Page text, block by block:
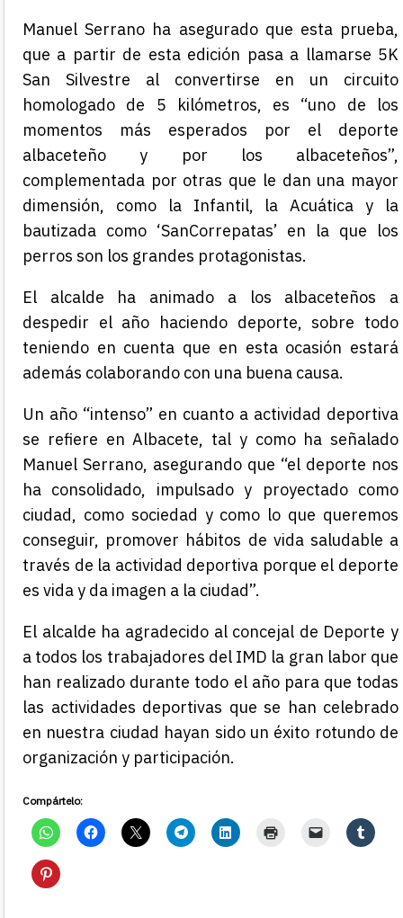
Manuel Serrano ha asegurado que esta prueba,
que a partir de esta edición pasa a llamarse 5K
San Silvestre al convertirse en un circuito
homologado de 5 kilómetros, es “uno de los
momentos más esperados por el deporte
albaceteño y por los albaceteños”,
complementada por otras que le dan una mayor
dimensión, como la Infantil, la Acuática y la
bautizada como ‘SanCorrepatas’ en la que los
perros son los grandes protagonistas.
El alcalde ha animado a los albaceteños a
despedir el año haciendo deporte, sobre todo
teniendo en cuenta que en esta ocasión estará
además colaborando con una buena causa.
Un año “intenso” en cuanto a actividad deportiva
se refiere en Albacete, tal y como ha señalado
Manuel Serrano, asegurando que “el deporte nos
ha consolidado, impulsado y proyectado como
ciudad, como sociedad y como lo que queremos
conseguir, promover hábitos de vida saludable a
través de la actividad deportiva porque el deporte
es vida y da imagen a la ciudad”.
El alcalde ha agradecido al concejal de Deporte y
a todos los trabajadores del IMD la gran labor que
han realizado durante todo el año para que todas
las actividades deportivas que se han celebrado
en nuestra ciudad hayan sido un éxito rotundo de
organización y participación.
Compártelo: